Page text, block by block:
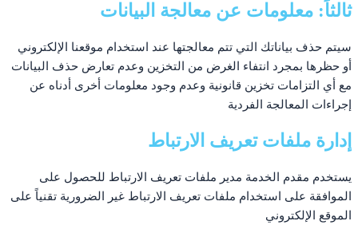
ثالثاً: معلومات عن معالجة البيانات
سيتم حذف بياناتك التي تتم معالجتها عند استخدام موقعنا الإلكتروني
أو حظرها بمجرد انتفاء الغرض من التخزين وعدم تعارض حذف البيانات
مع أي التزامات تخزين قانونية وعدم وجود معلومات أخرى أدناه عن
إجراءات المعالجة الفردية
إدارة ملفات تعريف الارتباط
يستخدم مقدم الخدمة مدير ملفات تعريف الارتباط للحصول على
الموافقة على استخدام ملفات تعريف الارتباط غير الضرورية تقنياً على
الموقع الإلكتروني